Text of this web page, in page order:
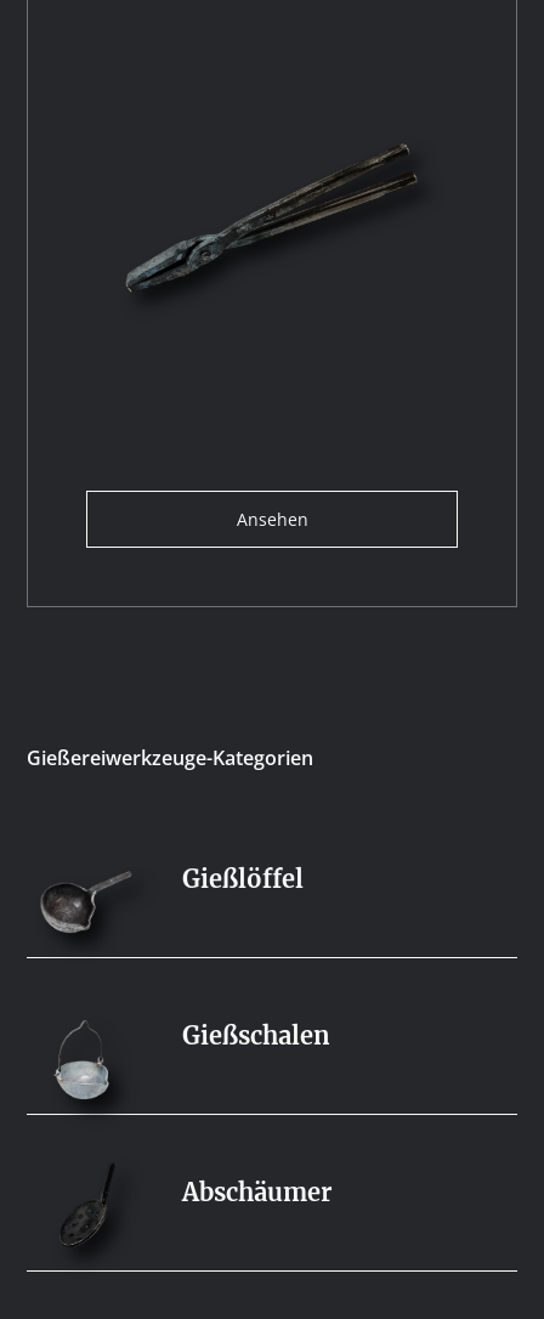
Ansehen
Gießereiwerkzeuge-Kategorien
Gießlöffel
Gießschalen
Abschäumer